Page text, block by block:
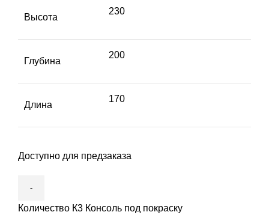
Высота
230
Глубина
200
Длина
170
Доступно для предзаказа
Количество К3 Консоль под покраску